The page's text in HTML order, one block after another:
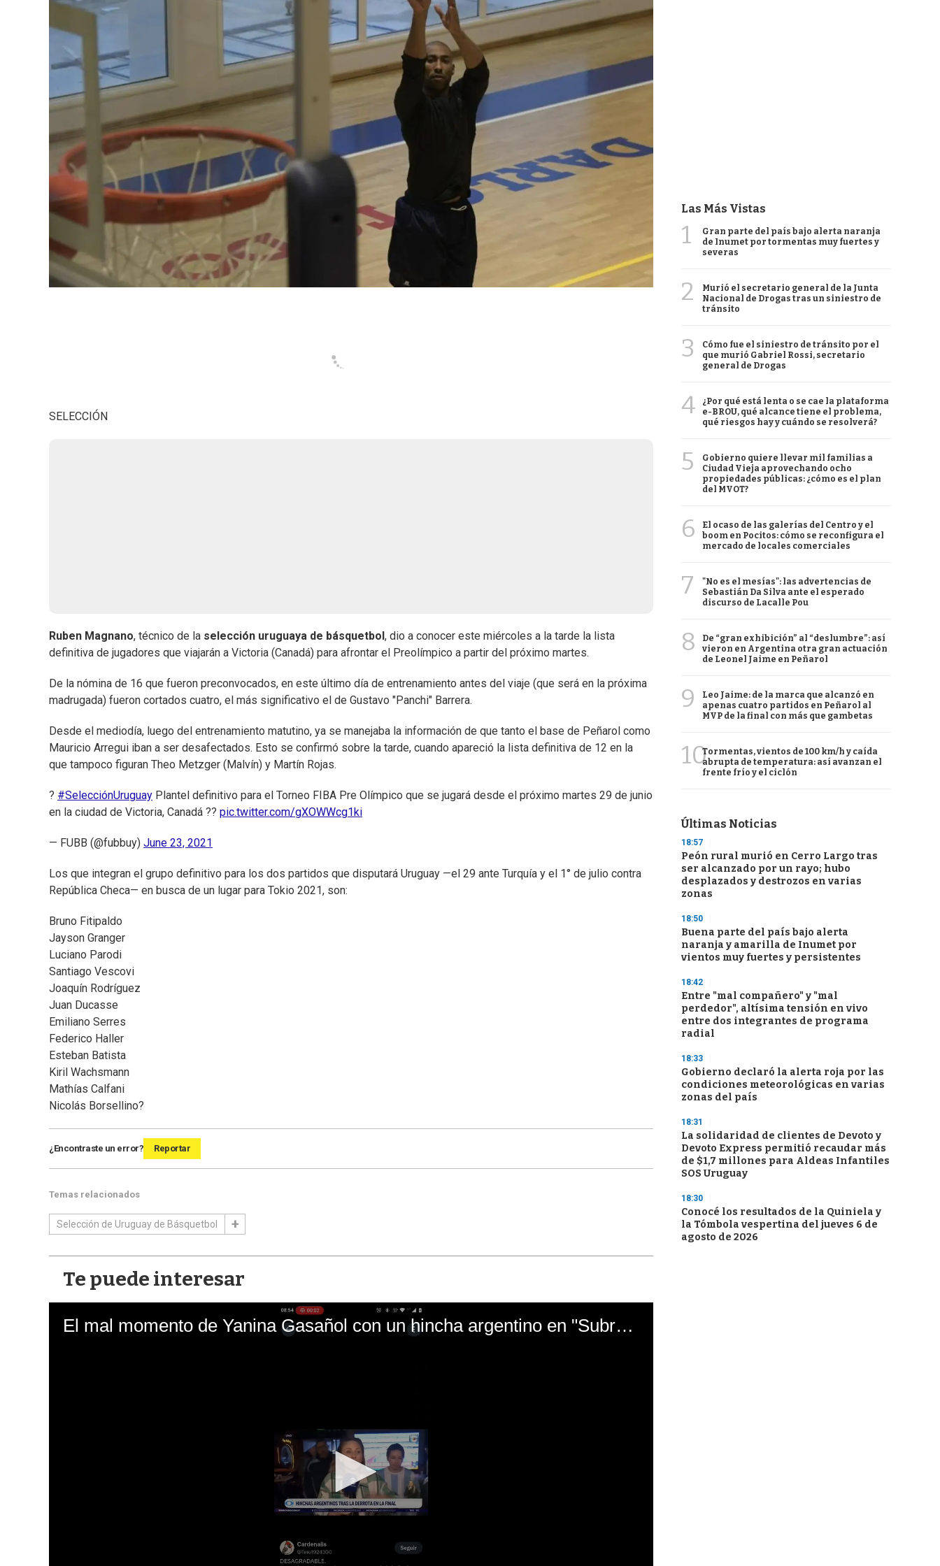
SELECCIÓN
Ruben Magnano, técnico de la selección uruguaya de básquetbol , dio a conocer este miércoles a la tarde la lista
definitiva de jugadores que viajarán a Victoria (Canadá) para afrontar el Preolímpico a partir del próximo martes.
De la nómina de 16 que fueron preconvocados, en este último día de entrenamiento antes del viaje (que será en la próxima
madrugada) fueron cortados cuatro, el más significativo el de Gustavo "Panchi" Barrera.
Desde el mediodía, luego del entrenamiento matutino, ya se manejaba la información de que tanto el base de Peñarol como
Mauricio Arregui iban a ser desafectados. Esto se confirmó sobre la tarde, cuando apareció la lista definitiva de 12 en la
que tampoco figuran Theo Metzger (Malvín) y Martín Rojas.
? #SelecciónUruguay Plantel definitivo para el Torneo FIBA Pre Olímpico que se jugará desde el próximo martes 29 de junio
en la ciudad de Victoria, Canadá ?? pic.twitter.com/gXOWWcg1ki
— FUBB (@fubbuy) June 23, 2021
Los que integran el grupo definitivo para los dos partidos que disputará Uruguay —el 29 ante Turquía y el 1° de julio contra
República Checa— en busca de un lugar para Tokio 2021, son:
Bruno Fitipaldo
Jayson Granger
Luciano Parodi
Santiago Vescovi
Joaquín Rodríguez
Juan Ducasse
Emiliano Serres
Federico Haller
Esteban Batista
Kiril Wachsmann
Mathías Calfani
Nicolás Borsellino?
¿Encontraste un error? Reportar
Temas relacionados
Selección de Uruguay de Básquetbol
Te puede interesar
El mal momento de Yanina Gasañol con un hincha argentino en "Subrayado"
Las Más Vistas
1
Gran parte del país bajo alerta naranja
de Inumet por tormentas muy fuertes y
severas
2
Murió el secretario general de la Junta
Nacional de Drogas tras un siniestro de
tránsito
3
Cómo fue el siniestro de tránsito por el
que murió Gabriel Rossi, secretario
general de Drogas
4
¿Por qué está lenta o se cae la plataforma
e-BROU, qué alcance tiene el problema,
qué riesgos hay y cuándo se resolverá?
5
Gobierno quiere llevar mil familias a
Ciudad Vieja aprovechando ocho
propiedades públicas: ¿cómo es el plan
del MVOT?
6
El ocaso de las galerías del Centro y el
boom en Pocitos: cómo se reconfigura el
mercado de locales comerciales
7
"No es el mesías": las advertencias de
Sebastián Da Silva ante el esperado
discurso de Lacalle Pou
8
De “gran exhibición” al “deslumbre”: así
vieron en Argentina otra gran actuación
de Leonel Jaime en Peñarol
9
Leo Jaime: de la marca que alcanzó en
apenas cuatro partidos en Peñarol al
MVP de la final con más que gambetas
10Tormentas, vientos de 100 km/h y caída
abrupta de temperatura: así avanzan el
frente frío y el ciclón
Últimas Noticias
18:57
Peón rural murió en Cerro Largo tras
ser alcanzado por un rayo; hubo
desplazados y destrozos en varias
zonas
18:50
Buena parte del país bajo alerta
naranja y amarilla de Inumet por
vientos muy fuertes y persistentes
18:42
Entre "mal compañero" y "mal
perdedor", altísima tensión en vivo
entre dos integrantes de programa
radial
18:33
Gobierno declaró la alerta roja por las
condiciones meteorológicas en varias
zonas del país
18:31
La solidaridad de clientes de Devoto y
Devoto Express permitió recaudar más
de $1,7 millones para Aldeas Infantiles
SOS Uruguay
18:30
Conocé los resultados de la Quiniela y
la Tómbola vespertina del jueves 6 de
agosto de 2026